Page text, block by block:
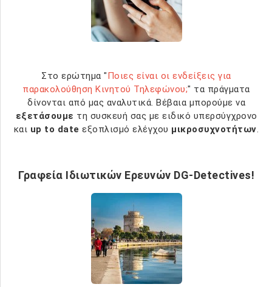
Στο ερώτημα "Ποιες είναι οι ενδείξεις για
παρακολούθηση Κινητού Τηλεφώνου;" τα πράγματα
δίνονται από μας αναλυτικά. Βέβαια μπορούμε να
εξετάσουμε τη συσκευή σας με ειδικό υπερσύγχρονο
και up to date εξοπλισμό ελέγχου μικροσυχνοτήτων.
Γραφεία Ιδιωτικών Ερευνών DG-Detectives!